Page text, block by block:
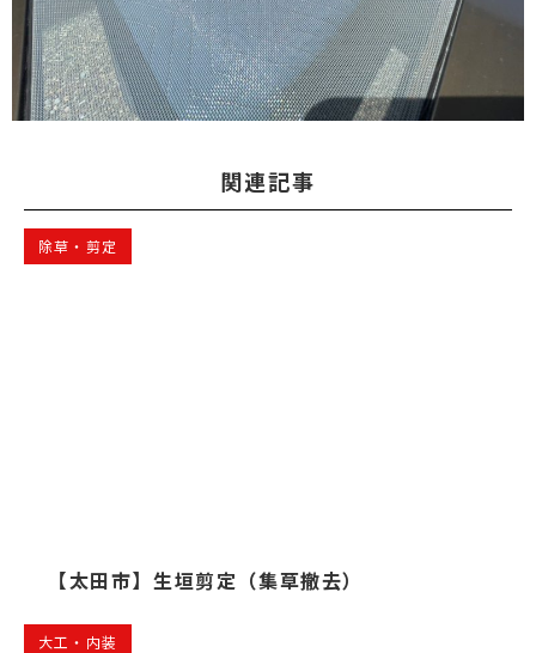
関連記事
除草・剪定
【太田市】生垣剪定（集草撤去）
大工・内装